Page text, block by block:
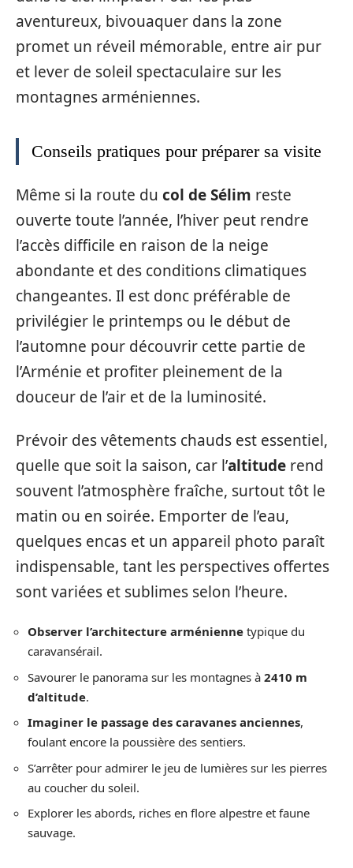
aventureux, bivouaquer dans la zone
promet un réveil mémorable, entre air pur
et lever de soleil spectaculaire sur les
montagnes arméniennes.
Conseils pratiques pour préparer sa visite
Même si la route du col de Sélim reste
ouverte toute l’année, l’hiver peut rendre
l’accès difficile en raison de la neige
abondante et des conditions climatiques
changeantes. Il est donc préférable de
privilégier le printemps ou le début de
l’automne pour découvrir cette partie de
l’Arménie et profiter pleinement de la
douceur de l’air et de la luminosité.
Prévoir des vêtements chauds est essentiel,
quelle que soit la saison, car l’altitude rend
souvent l’atmosphère fraîche, surtout tôt le
matin ou en soirée. Emporter de l’eau,
quelques encas et un appareil photo paraît
indispensable, tant les perspectives offertes
sont variées et sublimes selon l’heure.
Observer l’architecture arménienne typique du
caravansérail.
Savourer le panorama sur les montagnes à 2410 m
d’altitude.
Imaginer le passage des caravanes anciennes,
foulant encore la poussière des sentiers.
S’arrêter pour admirer le jeu de lumières sur les pierres
au coucher du soleil.
Explorer les abords, riches en flore alpestre et faune
sauvage.